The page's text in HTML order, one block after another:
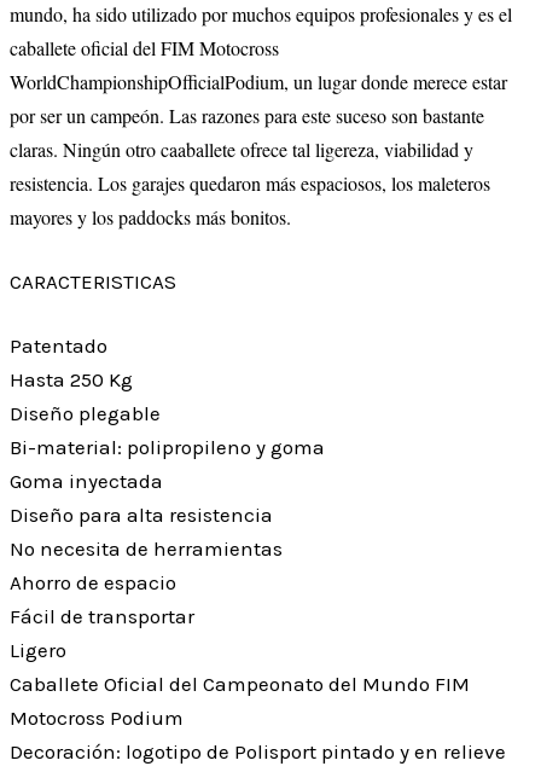
mundo, ha sido utilizado por muchos equipos profesionales y es el
caballete oficial del FIM Motocross
WorldChampionshipOfficialPodium, un lugar donde merece estar
por ser un campeón. Las razones para este suceso son bastante
claras. Ningún otro caaballete ofrece tal ligereza, viabilidad y
resistencia. Los garajes quedaron más espaciosos, los maleteros
mayores y los paddocks más bonitos.
CARACTERISTICAS
Patentado
Hasta 250 Kg
Diseño plegable
Bi-material: polipropileno y goma
Goma inyectada
Diseño para alta resistencia
No necesita de herramientas
Ahorro de espacio
Fácil de transportar
Ligero
Caballete Oficial del Campeonato del Mundo FIM
Motocross Podium
Decoración: logotipo de Polisport pintado y en relieve